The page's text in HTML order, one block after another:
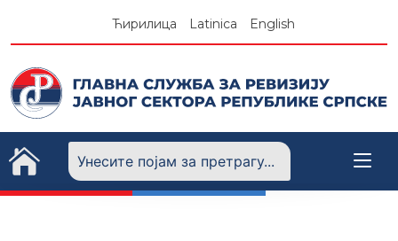
Ћирилица Latinica English